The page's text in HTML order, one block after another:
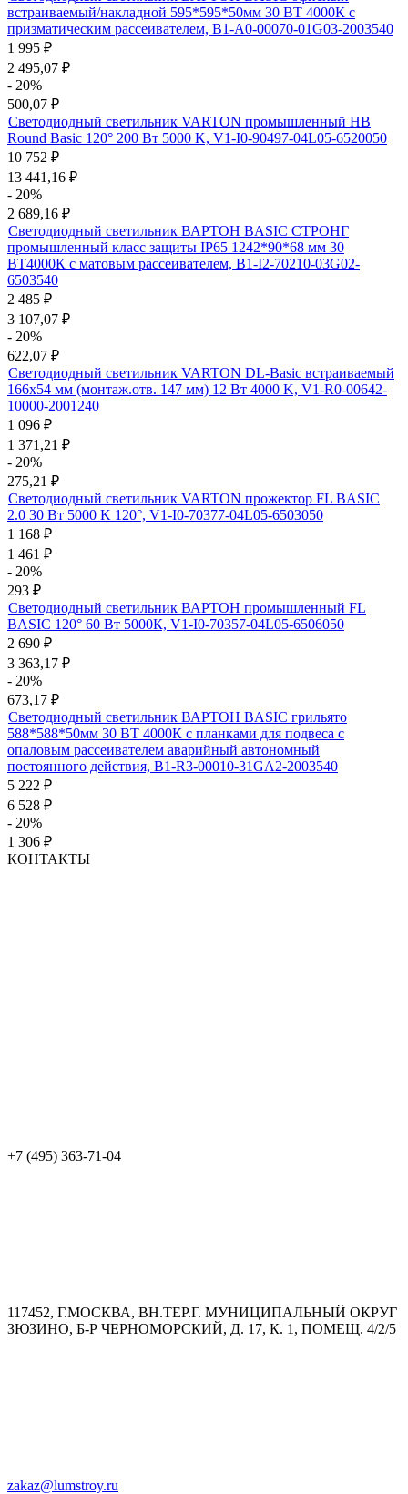
встраиваемый/накладной 595*595*50мм 30 ВТ 4000К с
призматическим рассеивателем, B1-A0-00070-01G03-2003540
1 995 ₽
2 495,07 ₽
- 20%
500,07 ₽
Светодиодный светильник VARTON промышленный HB
Round Basic 120° 200 Вт 5000 K, V1-I0-90497-04L05-6520050
10 752 ₽
13 441,16 ₽
- 20%
2 689,16 ₽
Светодиодный светильник ВАРТОН BASIC СТРОНГ
промышленный класс защиты IP65 1242*90*68 мм 30
ВТ4000К с матовым рассеивателем, B1-I2-70210-03G02-
6503540
2 485 ₽
3 107,07 ₽
- 20%
622,07 ₽
Светодиодный светильник VARTON DL-Basic встраиваемый
166х54 мм (монтаж.отв. 147 мм) 12 Вт 4000 K, V1-R0-00642-
10000-2001240
1 096 ₽
1 371,21 ₽
- 20%
275,21 ₽
Светодиодный светильник VARTON прожектор FL BASIC
2.0 30 Вт 5000 K 120°, V1-I0-70377-04L05-6503050
1 168 ₽
1 461 ₽
- 20%
293 ₽
Светодиодный светильник ВАРТОН промышленный FL
BASIC 120° 60 Вт 5000К, V1-I0-70357-04L05-6506050
2 690 ₽
3 363,17 ₽
- 20%
673,17 ₽
Светодиодный светильник ВАРТОН BASIC грильято
588*588*50мм 30 ВТ 4000К с планками для подвеса с
опаловым рассеивателем аварийный автономный
постоянного действия, B1-R3-00010-31GA2-2003540
5 222 ₽
6 528 ₽
- 20%
1 306 ₽
КОНТАКТЫ
+7 (495) 363-71-04
117452, Г.МОСКВА, ВН.ТЕР.Г. МУНИЦИПАЛЬНЫЙ ОКРУГ
ЗЮЗИНО, Б-Р ЧЕРНОМОРСКИЙ, Д. 17, К. 1, ПОМЕЩ. 4/2/5
zakaz@lumstroy.ru